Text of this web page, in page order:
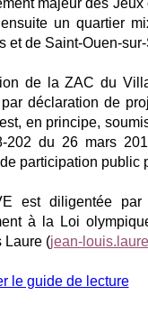
majeur des
un quartier
et de Saint-Ouen-
de la ZAC du
déclaration de
en principe,
202 du 26 mars
participation public
est diligentée
à la Loi
Laure (jean-
le guide de lecture